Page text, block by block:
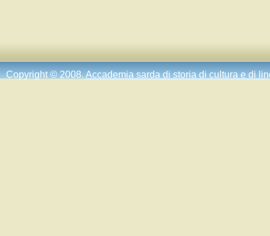
Copyright © 2008.Accademia sarda di storia di cultura e di